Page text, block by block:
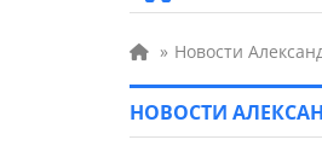
» Новости
НОВОСТИ